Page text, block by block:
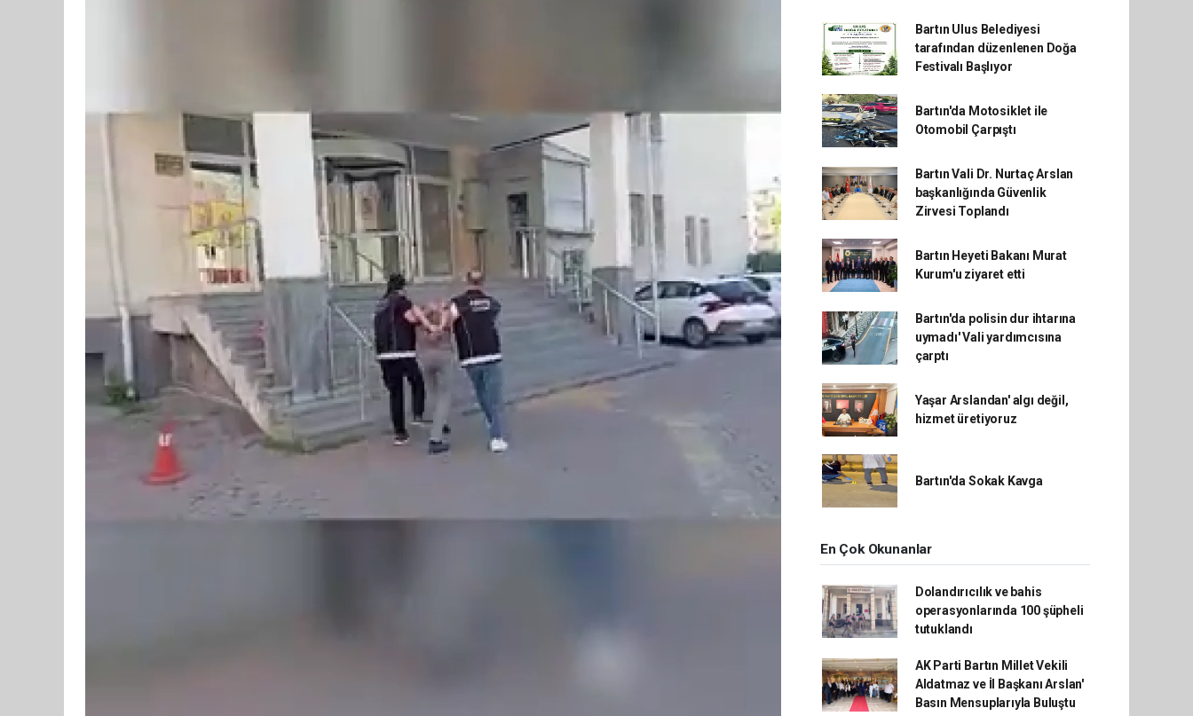
Bartın Ulus Belediyesi
tarafından düzenlenen Doğa
Festivalı Başlıyor
Bartın'da Motosiklet ile
Otomobil Çarpıştı
Bartın Vali Dr. Nurtaç Arslan
başkanlığında Güvenlik
Zirvesi Toplandı
Bartın Heyeti Bakanı Murat
Kurum'u ziyaret etti
Bartın'da polisin dur ihtarına
uymadı' Vali yardımcısına
çarptı
Yaşar Arslandan' algı değil,
hizmet üretiyoruz
Bartın'da Sokak Kavga
En Çok Okunanlar
Dolandırıcılık ve bahis
operasyonlarında 100 şüpheli
tutuklandı
AK Parti Bartın Millet Vekili
Aldatmaz ve İl Başkanı Arslan'
Basın Mensuplarıyla Buluştu